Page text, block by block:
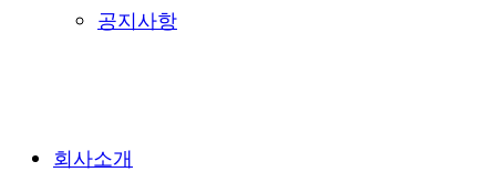
공지사항
회사소개